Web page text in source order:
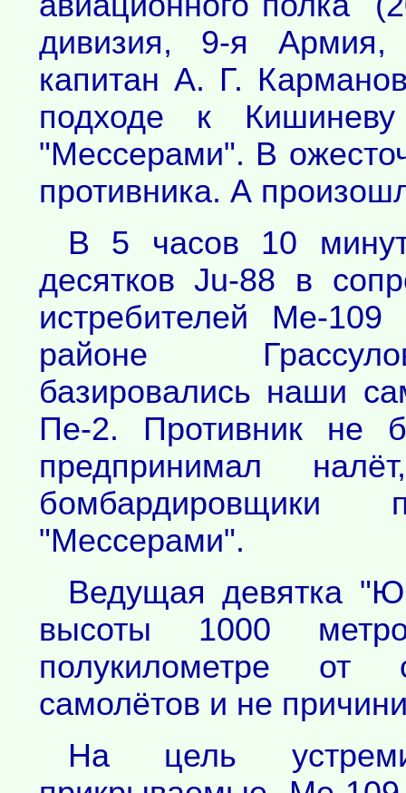
дивизия, 9-я Армия,
капитан А. Г.
подходе к
"Мессерами". В
противника. А
В 5 часов 10
десятков Ju-88 в
истребителей Ме-109
районе
базировались наши
Пе-2. Противник не
предпринимал
бомбардировщики
"Мессерами".
Ведущая девятка
высоты 1000
полукилометре от
самолётов и не
На цель